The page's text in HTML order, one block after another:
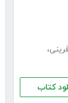
،
کتاب